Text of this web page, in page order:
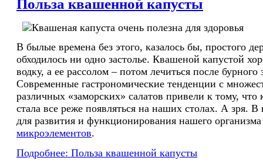
Польза квашенной капусты
В былые времена без этого, казалось бы, простого
обходилось ни одно застолье. Квашеной капустой
водку, а ее рассолом – потом лечиться после бурного
Современные гастрономические тенденции с
различных «заморских» салатов привели к тому, что
стала все реже появляться на наших столах. А зря.
для развития и функционирования нашего
микроэлементов.
Подробнее: Польза квашенной капусты